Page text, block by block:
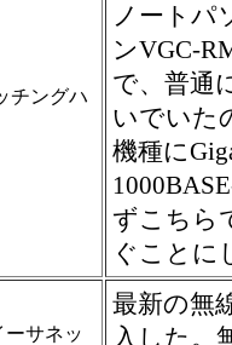
チングハ
ノートパ
ンVGC-
で、普通
いでいた
機種に
ずこちら
ぐことに
ーサネッ
最新の無
入した。